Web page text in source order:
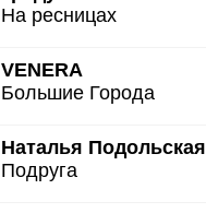
На ресницах
VENERA
Большие Города
Наталья Подольская
Подруга